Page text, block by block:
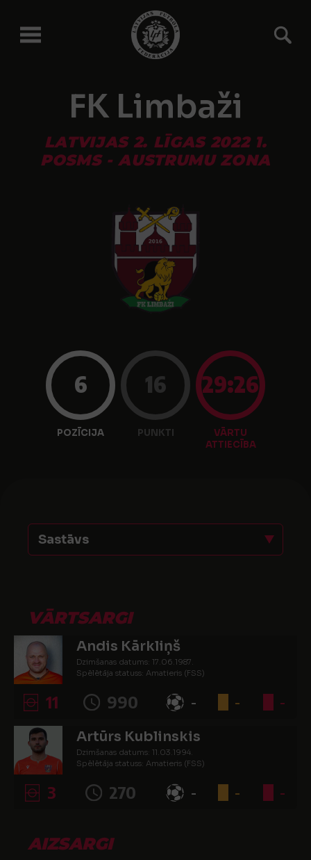
FK Limbaži
LATVIJAS 2. LĪGAS 2022 1.
POSMS - AUSTRUMU ZONA
6
POZĪCIJA
16
PUNKTI
29:26
VĀRTU
ATTIECĪBA
Sastāvs
VĀRTSARGI
Andis Kārkliņš
Dzimšanas datums: 17.06.1987.
Spēlētāja statuss: Amatieris (FSS)
11 990 - - -
Artūrs Kublinskis
Dzimšanas datums: 11.03.1994.
Spēlētāja statuss: Amatieris (FSS)
3 270 - - -
AIZSARGI